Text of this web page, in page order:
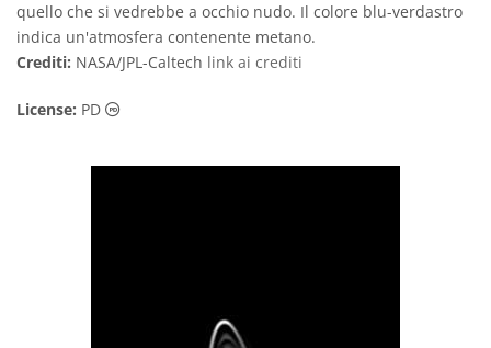
quello che si vedrebbe a occhio nudo. Il colore blu-verdastro
indica un'atmosfera contenente metano.
Crediti: NASA/JPL-Caltech link ai crediti
License: PD Dominio Pubblico icone